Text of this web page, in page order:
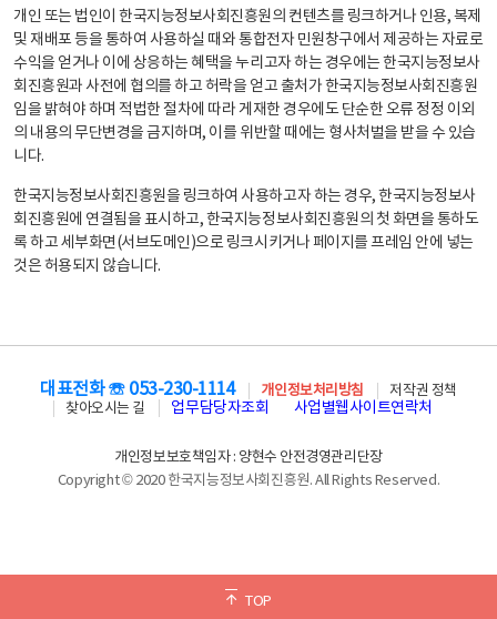
개인 또는 법인이 한국지능정보사회진흥원의 컨텐츠를 링크하거나 인용, 복제
및 재배포 등을 통하여 사용하실 때와 통합전자 민원창구에서 제공하는 자료로
수익을 얻거나 이에 상응하는 혜택을 누리고자 하는 경우에는 한국지능정보사
회진흥원과 사전에 협의를 하고 허락을 얻고 출처가 한국지능정보사회진흥원
임을 밝혀야 하며 적법한 절차에 따라 게재한 경우에도 단순한 오류 정정 이외
의 내용의 무단변경을 금지하며, 이를 위반할 때에는 형사처벌을 받을 수 있습
니다.
한국지능정보사회진흥원을 링크하여 사용하고자 하는 경우, 한국지능정보사
회진흥원에 연결됨을 표시하고, 한국지능정보사회진흥원의 첫 화면을 통하도
록 하고 세부화면(서브도메인)으로 링크시키거나 페이지를 프레임 안에 넣는
것은 허용되지 않습니다.
TOP
대표전화 ☏ 053-230-1114 개인정보처리방침
저작권 정책
찾아오시는 길
업무담당자조회 사업별웹사이트연락처
개인정보보호책임자 : 양현수 안전경영관리단장
Copyright © 2020 한국지능정보사회진흥원. All Rights Reserved.